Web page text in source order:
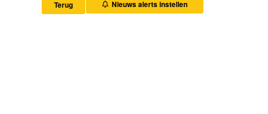
Terug Nieuws alerts instellen